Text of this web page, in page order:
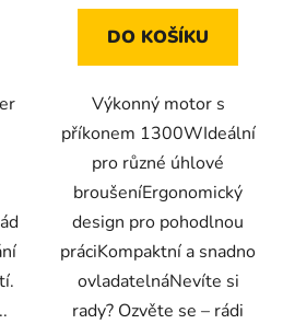
DO KOŠÍKU
Výkonný motor s
příkonem 1300WIdeální
pro různé úhlové
broušeníErgonomický
design pro pohodlnou
práciKompaktní a snadno
ovladatelnáNevíte si
rady? Ozvěte se – rádi